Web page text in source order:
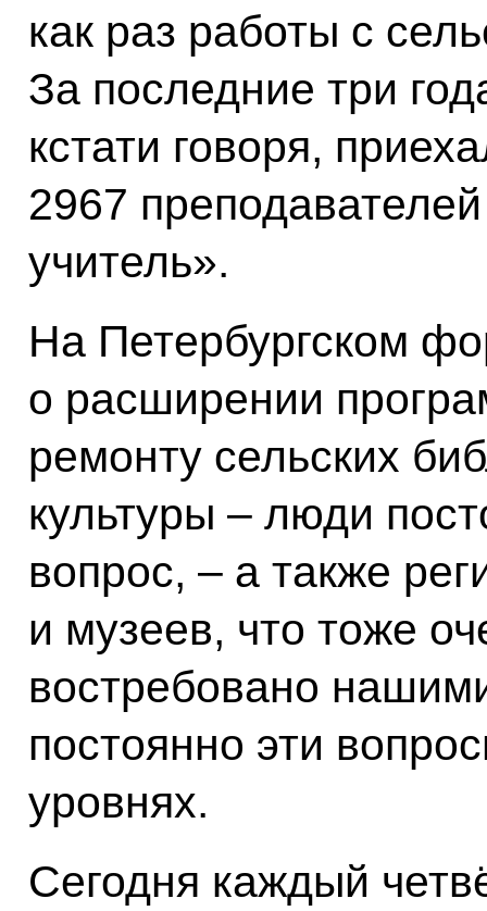
как раз работы с
За последние три
кстати говоря,
2967
учитель».
На Петербургском
о расширении
ремонту сельских
культуры – люди
вопрос, – а также
и музеев, что тоже
востребовано
постоянно эти
уровнях.
Сегодня каждый